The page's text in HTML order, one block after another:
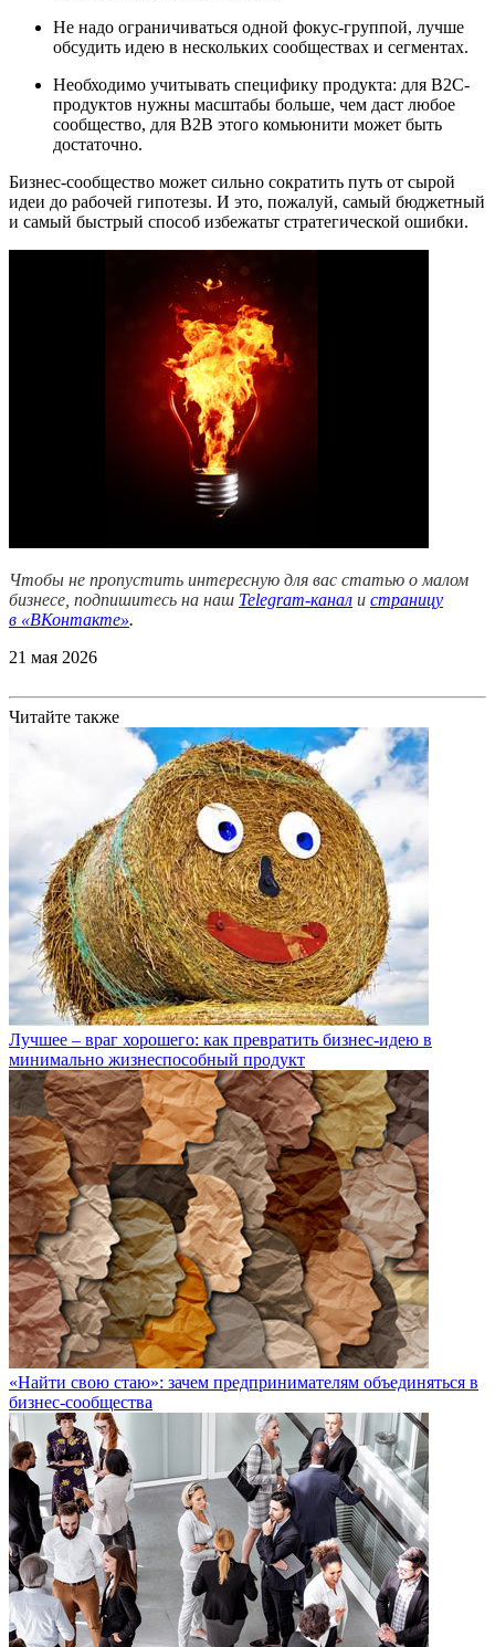
Не надо ограничиваться одной фокус-группой, лучше
обсудить идею в нескольких сообществах и сегментах.
Необходимо учитывать специфику продукта: для B2C-
продуктов нужны масштабы больше, чем даст любое
сообщество, для B2B этого комьюнити может быть
достаточно.
Бизнес-сообщество может сильно сократить путь от сырой
идеи до рабочей гипотезы. И это, пожалуй, самый бюджетный
и самый быстрый способ избежатьт стратегической ошибки.
Чтобы не пропустить интересную для вас статью о малом
бизнесе, подпишитесь на наш Telegram-канал и страницу
в «ВКонтакте».
21 мая 2026
Читайте также
Лучшее – враг хорошего: как превратить бизнес-идею в
минимально жизнеспособный продукт
«Найти свою стаю»: зачем предпринимателям объединяться в
бизнес-сообщества